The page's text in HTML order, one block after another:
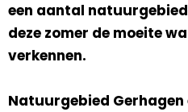
een aantal
deze zomer de moeite
verkennen.
Natuurgebied Gerhagen